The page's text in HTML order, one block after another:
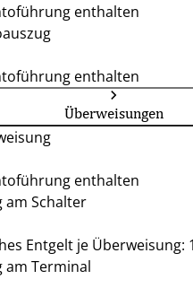
enthalten
enthalten
Überweisungen
enthalten
am Schalter
Entgelt je Überweisung:
am Terminal